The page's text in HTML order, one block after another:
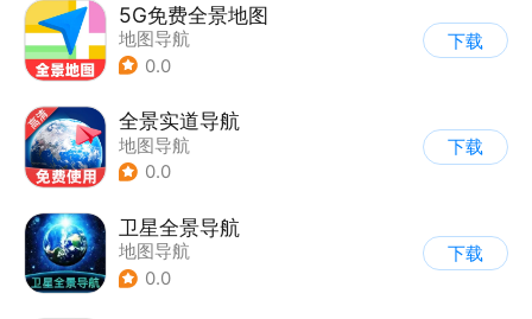
5G免费全景地图
地图导航
0.0
下载
全景实道导航
地图导航
0.0
下载
卫星全景导航
地图导航
0.0
下载